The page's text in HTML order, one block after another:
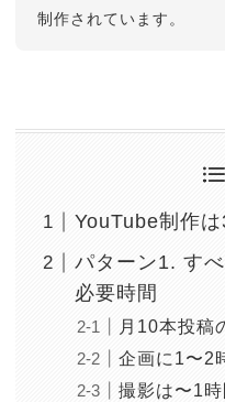
制作されています。
YouTube制作
パターン1. す
必要時間
月10本投稿
企画に1〜2
撮影は〜1